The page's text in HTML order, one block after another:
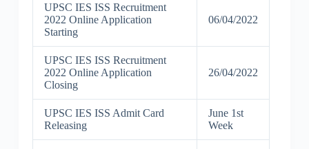
UPSC IES ISS Recruitment
2022 Online Application
Starting
06/04/2022
UPSC IES ISS Recruitment
2022 Online Application
Closing
26/04/2022
UPSC IES ISS Admit Card
Releasing
June 1st
Week